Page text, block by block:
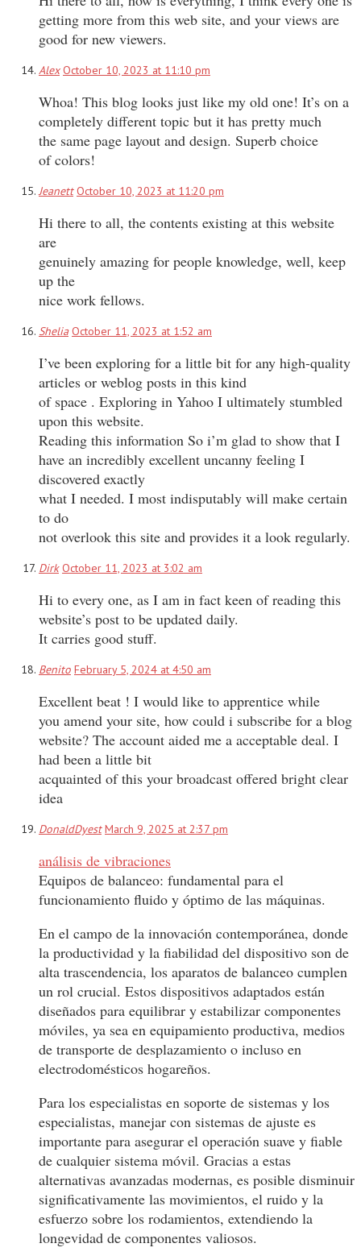
getting more from this web site, and your views are
good for new viewers.
Alex October 10, 2023 at 11:10 pm
Whoa! This blog looks just like my old one! It’s on a
completely different topic but it has pretty much
the same page layout and design. Superb choice
of colors!
Jeanett October 10, 2023 at 11:20 pm
Hi there to all, the contents existing at this website
are
genuinely amazing for people knowledge, well, keep
up the
nice work fellows.
Shelia October 11, 2023 at 1:52 am
I’ve been exploring for a little bit for any high-quality
articles or weblog posts in this kind
of space . Exploring in Yahoo I ultimately stumbled
upon this website.
Reading this information So i’m glad to show that I
have an incredibly excellent uncanny feeling I
discovered exactly
what I needed. I most indisputably will make certain
to do
not overlook this site and provides it a look regularly.
Dirk October 11, 2023 at 3:02 am
Hi to every one, as I am in fact keen of reading this
website’s post to be updated daily.
It carries good stuff.
Benito February 5, 2024 at 4:50 am
Excellent beat ! I would like to apprentice while
you amend your site, how could i subscribe for a blog
website? The account aided me a acceptable deal. I
had been a little bit
acquainted of this your broadcast offered bright clear
idea
DonaldDyest March 9, 2025 at 2:37 pm
análisis de vibraciones
Equipos de balanceo: fundamental para el
funcionamiento fluido y óptimo de las máquinas.
En el campo de la innovación contemporánea, donde
la productividad y la fiabilidad del dispositivo son de
alta trascendencia, los aparatos de balanceo cumplen
un rol crucial. Estos dispositivos adaptados están
diseñados para equilibrar y estabilizar componentes
móviles, ya sea en equipamiento productiva, medios
de transporte de desplazamiento o incluso en
electrodomésticos hogareños.
Para los especialistas en soporte de sistemas y los
especialistas, manejar con sistemas de ajuste es
importante para asegurar el operación suave y fiable
de cualquier sistema móvil. Gracias a estas
alternativas avanzadas modernas, es posible disminuir
significativamente las movimientos, el ruido y la
esfuerzo sobre los rodamientos, extendiendo la
longevidad de componentes valiosos.